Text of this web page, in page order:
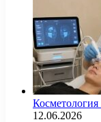
12.06.2026